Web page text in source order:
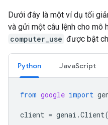
Dưới đây là một ví dụ tối
và gửi một câu lệnh cho mô
computer_use được bật
Python JavaScript
from google import
client = genai .Client